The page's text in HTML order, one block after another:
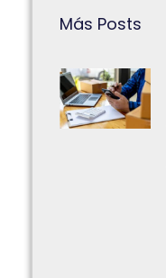
Más Posts